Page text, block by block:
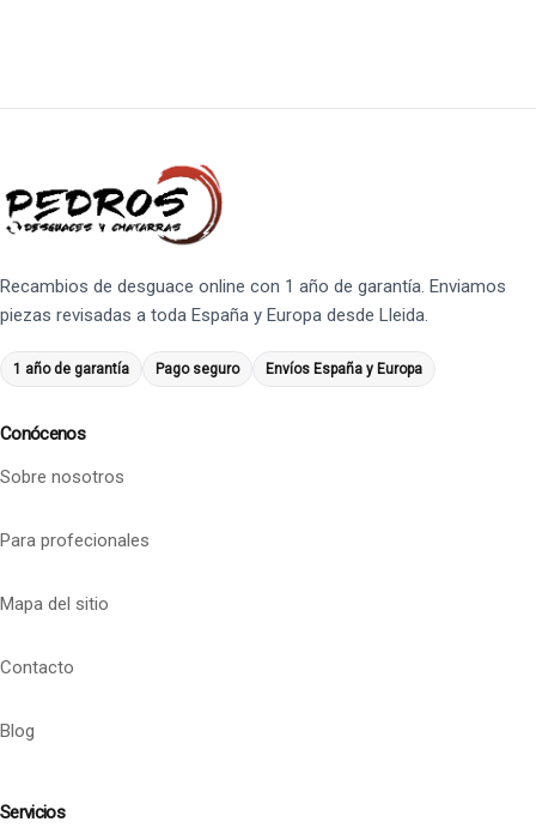
Recambios de desguace online con 1 año de garantía. Enviamos
piezas revisadas a toda España y Europa desde Lleida.
1 año de garantía Pago seguro Envíos España y Europa
Conócenos
Sobre nosotros
Para profecionales
Mapa del sitio
Contacto
Blog
Servicios